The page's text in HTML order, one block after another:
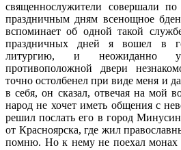
священнослужители совершали
праздничным дням всенощное
вспоминает об одной такой
праздничных дней я вошел в
литургию, и неожиданно
противоположной двери
точно остолбенел при виде меня и
в себя, он сказал, отвечая на мой
народ не хочет иметь общения с
решил послать его в город
от Красноярска, где жил
помню. Но к нему не поехал монах